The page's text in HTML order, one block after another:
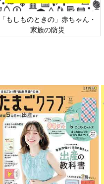
「もしものときの」赤ちゃん・
家族の防災